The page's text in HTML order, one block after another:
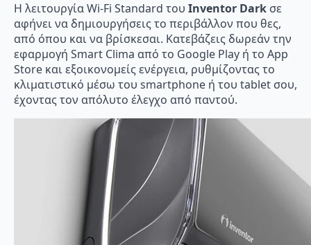
Η λειτουργία Wi-Fi Standard του Inventor Dark σε
αφήνει να δημιουργήσεις το περιβάλλον που θες,
από όπου και να βρίσκεσαι. Κατεβάζεις δωρεάν την
εφαρμογή Smart Clima από το Google Play ή το App
Store και εξοικονομείς ενέργεια, ρυθμίζοντας το
κλιματιστικό μέσω του smartphone ή του tablet σου,
έχοντας τον απόλυτο έλεγχο από παντού.